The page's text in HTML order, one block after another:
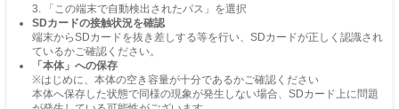
3. 「この端末で自動検出されたパス」を選択
SDカードの接触状況を確認
端末からSDカードを抜き差しする等を行い、SDカードが正しく認識され
ているかご確認ください。
「本体」への保存
※はじめに、本体の空き容量が十分であるかご確認ください
本体へ保存した状態で同様の現象が発生しない場合、SDカード上に問題